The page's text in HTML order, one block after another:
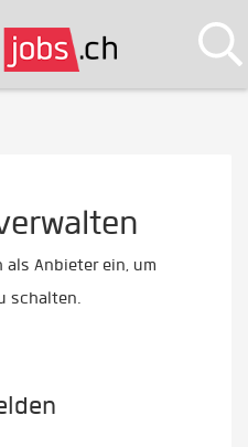
Anbieter ein, um
schalten.